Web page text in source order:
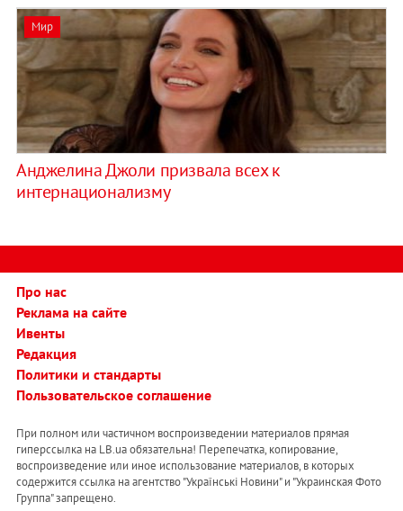
Мир
Анджелина Джоли призвала всех к
интернационализму
Про нас
Реклама на сайте
Ивенты
Редакция
Политики и стандарты
Пользовательское соглашение
При полном или частичном воспроизведении материалов прямая
гиперссылка на LB.ua обязательна! Перепечатка, копирование,
воспроизведение или иное использование материалов, в которых
содержится ссылка на агентство "Українськi Новини" и "Украинская Фото
Группа" запрещено.